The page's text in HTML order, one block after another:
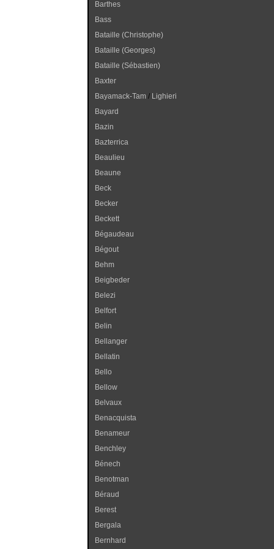
Barthes
Bass
Bataille (Christophe)
Bataille (Georges)
Bataille (Sébastien)
Baxter
Bayamack-Tam / Lighieri
Bayard
Bazin
Bazterrica
Beaulieu
Beaune
Beck
Becker
Beckett
Bégaudeau
Bégout
Behm
Beigbeder
Belezi
Belfort
Belin
Bellanger
Bellatin
Bello
Bellow
Belvaux
Benacquista
Benameur
Benchley
Bénech
Benotman
Béraud
Berest
Bergala
Bernhard